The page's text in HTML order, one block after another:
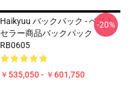
Haikyuu バックパック - ベスト
セラー商品バックパック
RB0605
￥535,050 - ￥601,750
-20%